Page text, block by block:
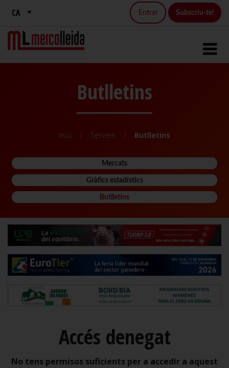
Entrar Subscriu-te!
Butlletins
Inici Serveis Butlletins
Mercats
Gràfics estadístics
Butlletins
Accés denegat
No tens permisos suficients per a accedir a aquest